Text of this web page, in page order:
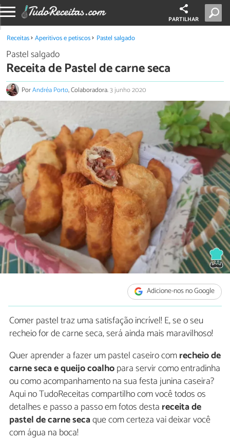
PARTILHAR
Receitas Aperitivos e petiscos Pastel salgado
Pastel salgado
Receita de Pastel de carne seca
PorAndréa Porto, Colaboradora.3 junho 2020
Adicione-nos no Google
Comer pastel traz uma satisfação incrível! E, se o seu
recheio for de carne seca, será ainda mais maravilhoso!
Quer aprender a fazer um pastel caseiro comrecheio de
carne seca e queijo coalhopara servir como entradinha
ou como acompanhamento na sua festa junina caseira?
Aqui no TudoReceitas compartilho com você todos os
detalhes e passo a passo em fotos desta receita de
pastel de carne secaque com certeza vai deixar você
com água na boca!